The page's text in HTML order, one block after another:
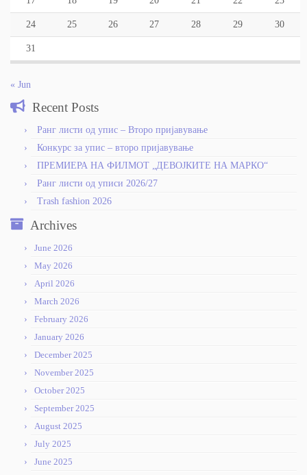
24 25 26 27 28 29 30
31
« Jun
Recent Posts
Ранг листи од упис – Второ пријавување
Конкурс за упис – второ пријавување
ПРЕМИЕРА НА ФИЛМОТ „ДЕВОЈКИТЕ НА МАРКО“
Ранг листи од уписи 2026/27
Trash fashion 2026
Archives
June 2026
May 2026
April 2026
March 2026
February 2026
January 2026
December 2025
November 2025
October 2025
September 2025
August 2025
July 2025
June 2025